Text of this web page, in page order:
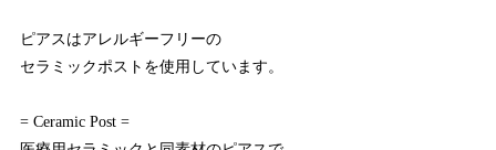
ピアスはアレルギーフリーの
セラミックポストを使用しています。
= Ceramic Post =